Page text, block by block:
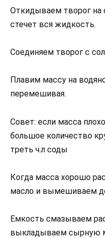
Откидываем творог на
стечет вся жидкость.
Соединяем творог с
Плавим массу на
перемешивая.
Совет: если масса
большое количество
треть ч.л соды
Когда масса хорошо
масло и вымешиваем
Емкость смазываем
выкладываем сырную